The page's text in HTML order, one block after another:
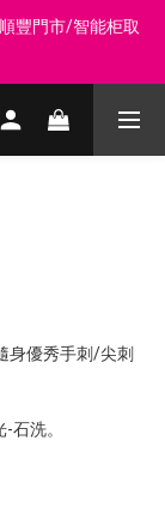
Towel 吸
豐門市/智能柜取
, 接受採購卡
Towel 吸
身優秀手刺/尖刺
石洗。